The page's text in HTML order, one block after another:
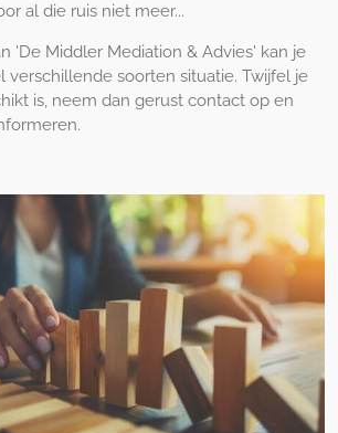
al die ruis niet meer...
'De Middler Mediation & Advies' kan je
verschillende soorten situatie. Twijfel je
is, neem dan gerust contact op en